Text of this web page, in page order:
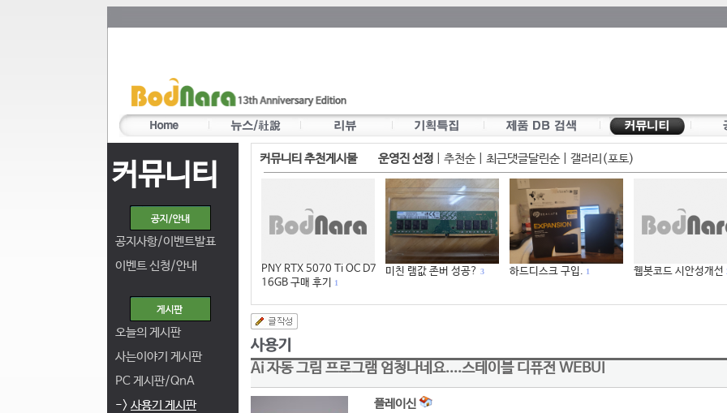
커뮤니티
공지사항/이벤트발표
이벤트 신청/안내
오늘의 게시판
사는이야기 게시판
PC 게시판/QnA
-> 사용기 게시판
커뮤니티 추천게시물 운영진 선정 추천순| 최근댓글달린순| 갤러리(포토)
PNY RTX 5070 Ti OC D7
16GB 구매 후기
1
미친 램값 존버 성공? 3 하드디스크 구입. 1 웹봇코드 시안성개선
Ai 자동 그림 프로그램 엄청나네요....스테이블 디퓨전 WEBUI
플레이신